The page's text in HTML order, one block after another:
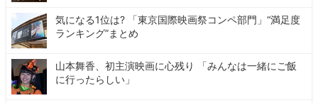
気になる1位は? 「東京国際映画祭コンペ部門」“満足度
ランキング”まとめ
山本舞香、初主演映画に心残り 「みんなは一緒にご飯
に行ったらしい」